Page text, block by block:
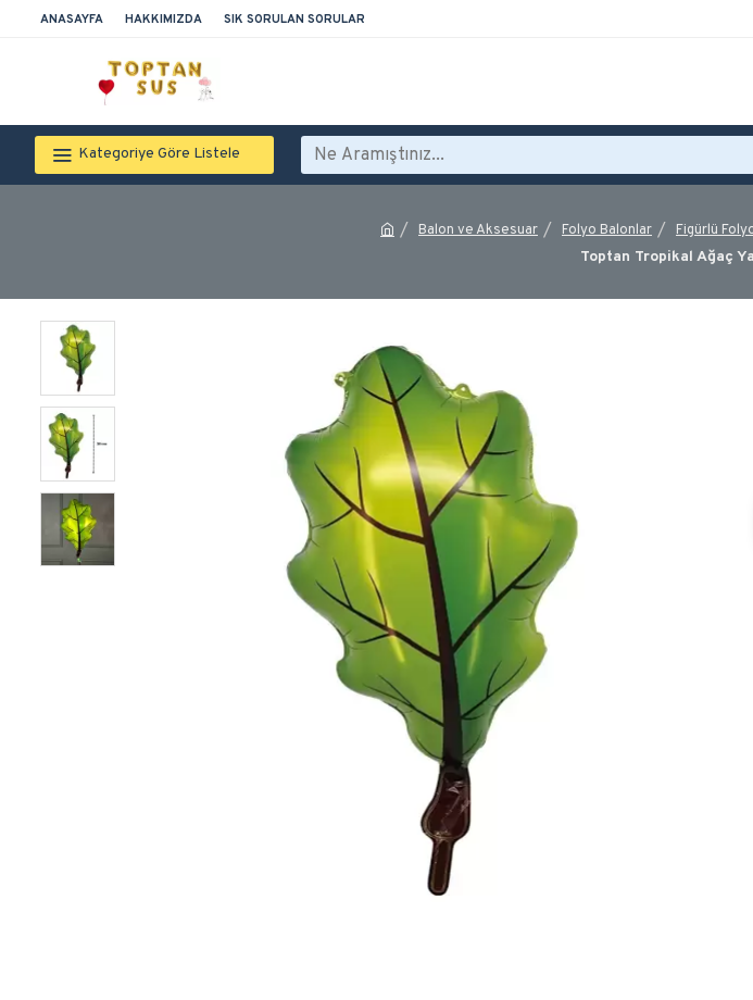
ANASAYFA HAKKIMIZDA SIK SORULAN SORULAR
Kategoriye Göre Listele
Balon ve Aksesuar Folyo Balonlar Figürlü
Toptan Tropikal Ağaç